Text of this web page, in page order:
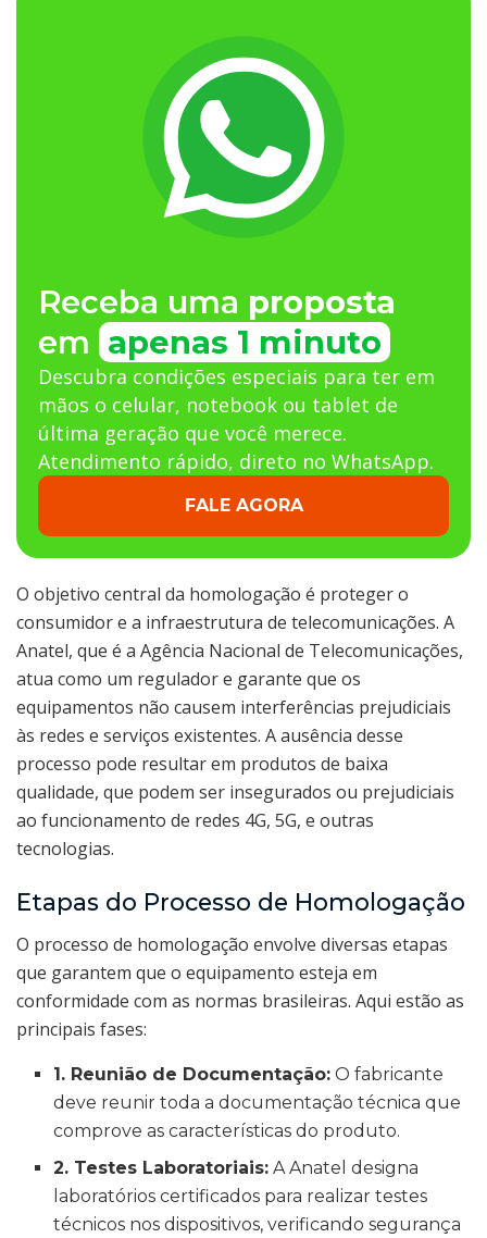
Receba uma proposta
em apenas 1 minuto
Descubra condições especiais para ter em
mãos o celular, notebook ou tablet de
última geração que você merece.
Atendimento rápido, direto no WhatsApp.
FALE AGORA
O objetivo central da homologação é proteger o
consumidor e a infraestrutura de telecomunicações. A
Anatel, que é a Agência Nacional de Telecomunicações,
atua como um regulador e garante que os
equipamentos não causem interferências prejudiciais
às redes e serviços existentes. A ausência desse
processo pode resultar em produtos de baixa
qualidade, que podem ser insegurados ou prejudiciais
ao funcionamento de redes 4G, 5G, e outras
tecnologias.
Etapas do Processo de Homologação
O processo de homologação envolve diversas etapas
que garantem que o equipamento esteja em
conformidade com as normas brasileiras. Aqui estão as
principais fases:
1. Reunião de Documentação: O fabricante
deve reunir toda a documentação técnica que
comprove as características do produto.
2. Testes Laboratoriais: A Anatel designa
laboratórios certificados para realizar testes
técnicos nos dispositivos, verificando segurança